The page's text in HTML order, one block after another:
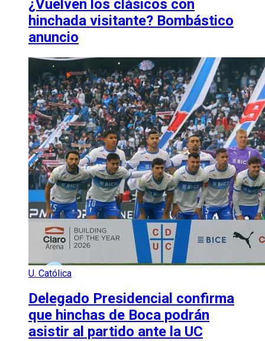
¿Vuelven los clásicos con
hinchada visitante? Bombástico
anuncio
U. Católica
Delegado Presidencial confirma
que hinchas de Boca podrán
asistir al partido ante la UC